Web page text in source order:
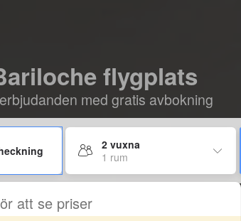
flygplats
med gratis avbokning
2 vuxna
1 rum
att se priser